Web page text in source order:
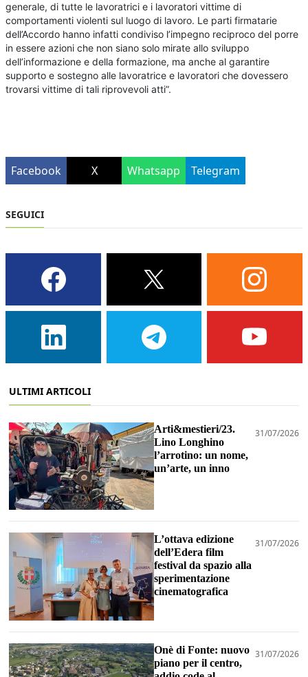
generale, di tutte le lavoratrici e i lavoratori vittime di
comportamenti violenti sul luogo di lavoro. Le parti firmatarie
dell’Accordo hanno infatti condiviso l’impegno reciproco del porre
in essere azioni che non siano solo mirate allo sviluppo
dell’informazione e della formazione, ma anche al garantire
supporto e sostegno alle lavoratrice e lavoratori che dovessero
trovarsi vittime di tali riprovevoli atti”.
Facebook X Whatsapp Telegram
SEGUICI
ULTIMI ARTICOLI
Arti&mestieri/23.
Lino Longhino
l’arrotino: un nome,
un’arte, un inno
31/07/2026
L’ottava edizione
dell’Edera film
festival da spazio alla
sperimentazione
cinematografica
31/07/2026
Onè di Fonte: nuovo
piano per il centro,
31/07/2026